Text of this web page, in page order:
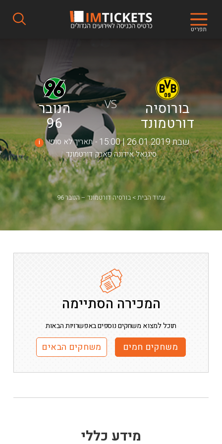
תפריט
בורוסיה
דורטמונד
VS הנובר
96
שבת 26.01.2019 | 15:00 תאריך לא סופי i
סיגנאל אידונה פארק דורטמונד
בורסיה דורטמונד – הנובר 96 עמוד הבית
המכירה הסתיימה
תוכל למצוא משחקים נוספים באפשרויות הבאות
משחקים חמים משחקים הבאים
מידע כללי